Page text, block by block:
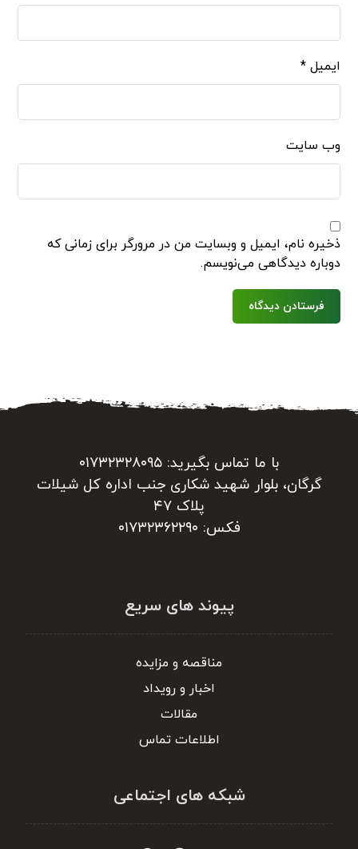
ایمیل*
وب‌ سایت
ذخیره نام، ایمیل و وبسایت من در مرورگر برای زمانی که
دوباره دیدگاهی می‌نویسم.
فرستادن دیدگاه
با ما تماس بگیرید: ۰۱۷۳۲۳۲۸۰۹۵
گرگان، بلوار شهید شکاری جنب اداره کل شیلات
پلاک ۴۷
فکس: ۰۱۷۳۲۳۶۲۲۹۰
پیوند های سریع
مناقصه و مزایده
اخبار و رویداد
مقالات
اطلاعات تماس
شبکه های اجتماعی